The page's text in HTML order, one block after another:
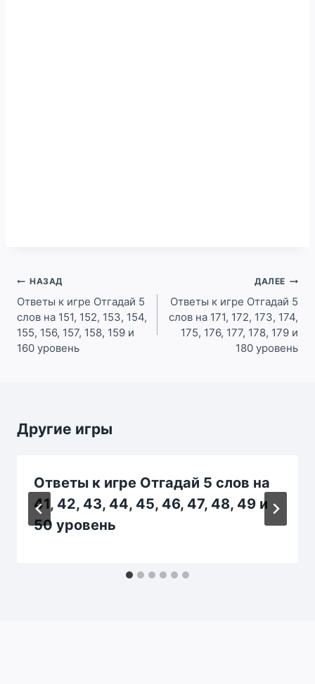
Навигация
по
записям
НАЗАД
Ответы к игре Отгадай 5
слов на 151, 152, 153, 154,
155, 156, 157, 158, 159 и
160 уровень
ДАЛЕЕ
Ответы к игре Отгадай 5
слов на 171, 172, 173, 174,
175, 176, 177, 178, 179 и
180 уровень
Другие игры
Ответы к игре Отгадай 5 слов на
41, 42, 43, 44, 45, 46, 47, 48, 49 и
50 уровень